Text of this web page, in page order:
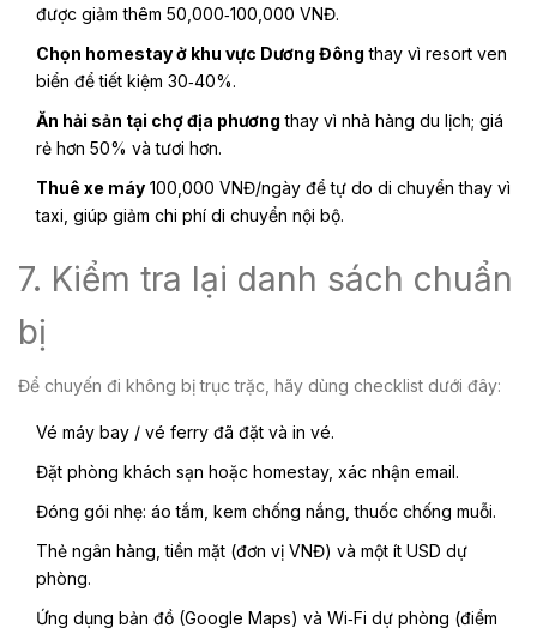
được giảm thêm 50,000‑100,000 VNĐ.
Chọn homestay ở khu vực Dương Đông thay vì resort ven
biển để tiết kiệm 30‑40%.
Ăn hải sản tại chợ địa phương thay vì nhà hàng du lịch; giá
rẻ hơn 50% và tươi hơn.
Thuê xe máy 100,000 VNĐ/ngày để tự do di chuyển thay vì
taxi, giúp giảm chi phí di chuyển nội bộ.
7. Kiểm tra lại danh sách chuẩn
bị
Để chuyến đi không bị trục trặc, hãy dùng checklist dưới đây:
Vé máy bay / vé ferry đã đặt và in vé.
Đặt phòng khách sạn hoặc homestay, xác nhận email.
Đóng gói nhẹ: áo tắm, kem chống nắng, thuốc chống muỗi.
Thẻ ngân hàng, tiền mặt (đơn vị VNĐ) và một ít USD dự
phòng.
Ứng dụng bản đồ (Google Maps) và Wi‑Fi dự phòng (điểm